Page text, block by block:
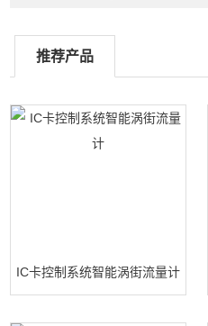
推荐产品
IC卡控制系统智能涡街流量计